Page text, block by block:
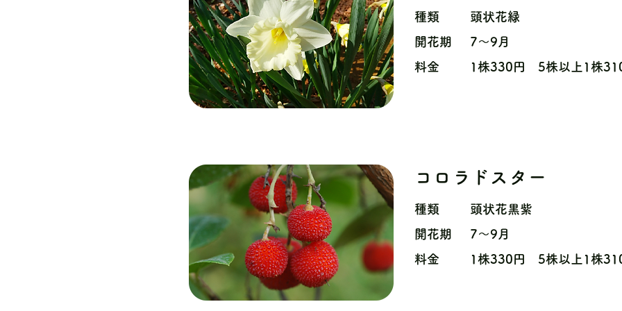
種類
頭状花緑
開花期
7〜9月
料金
1株330円 5株以上1株
コロラドスター
種類
頭状花黒紫
開花期
7〜9月
料金
1株330円 5株以上1株